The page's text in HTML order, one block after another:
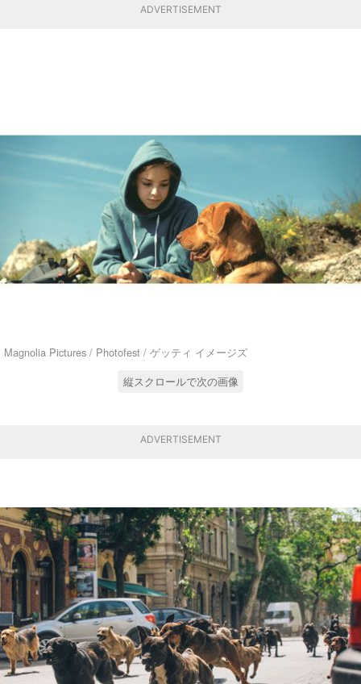
ADVERTISEMENT
Magnolia Pictures / Photofest / ゲッティ イメージズ
縦スクロールで次の画像
ADVERTISEMENT